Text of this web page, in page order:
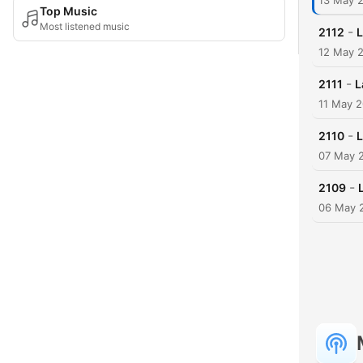
Top Music
Most listened music 2112 -
12 May
2111 -
11 May
2110 -
07 May
2109 -
06 May